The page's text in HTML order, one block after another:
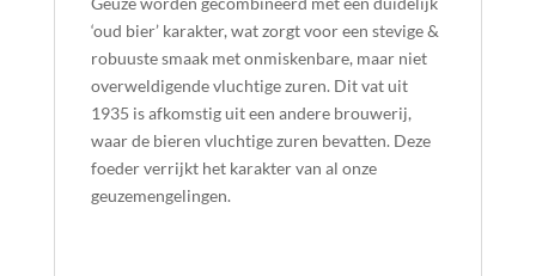
‘oud bier’ karakter, wat zorgt voor een stevige &
robuuste smaak met onmiskenbare, maar niet
overweldigende vluchtige zuren. Dit vat uit
1935 is afkomstig uit een andere brouwerij,
waar de bieren vluchtige zuren bevatten. Deze
foeder verrijkt het karakter van al onze
geuzemengelingen.